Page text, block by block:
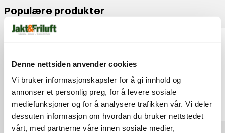
Denne nettsiden anvender cookies
Vi bruker informasjonskapsler for å gi innhold og
annonser et personlig preg, for å levere sosiale
mediefunksjoner og for å analysere trafikken vår. Vi deler
dessuten informasjon om hvordan du bruker nettstedet
vårt, med partnerne våre innen sosiale medier,
Populære produkter